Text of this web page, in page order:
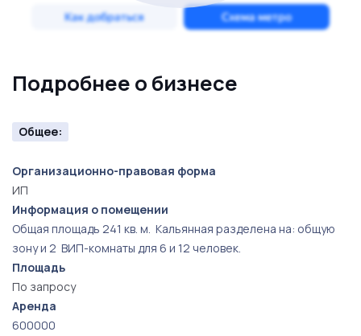
Подробнее о бизнесе
Общее:
Организационно-правовая форма
ИП
Информация о помещении
Общая площадь 241 кв. м. Кальянная разделена на: общую
зону и 2 ВИП-комнаты для 6 и 12 человек.
Площадь
По запросу
Аренда
600000